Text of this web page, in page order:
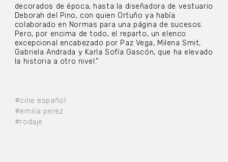
#cine español
#emilia perez
#rodaje
decorados de época, hasta la diseñadora de vestuario
Deborah del Pino, con quien Ortuño ya había
colaborado en Normas para una página de sucesos.
Pero, por encima de todo, el reparto, un elenco
excepcional encabezado por Paz Vega, Milena Smit,
Gabriela Andrada y Karla Sofía Gascón, que ha elevado
la historia a otro nivel.”